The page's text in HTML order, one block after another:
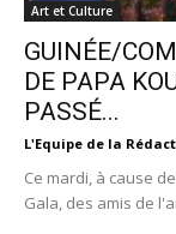
Art et Culture
GUINÉE/
DE PAPA
PASSÉ...
L'Equipe de la
Ce mardi, à cause
Gala, des amis de